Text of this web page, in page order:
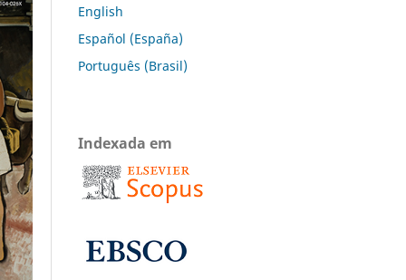
English
Español (España)
Português (Brasil)
Indexada em